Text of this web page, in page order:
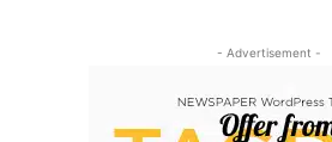
- Advertisement -